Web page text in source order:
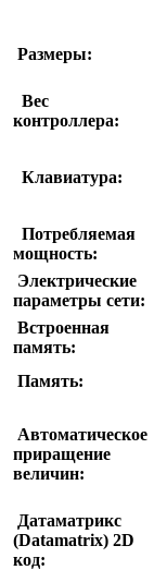
Размеры:
Вес
контроллера:
Клавиатура:
Потребляемая
мощность:
Электрические
параметры сети:
Встроенная
память:
Память:
Автоматическое
приращение
величин:
Датаматрикс
(Datamatrix) 2D
код: